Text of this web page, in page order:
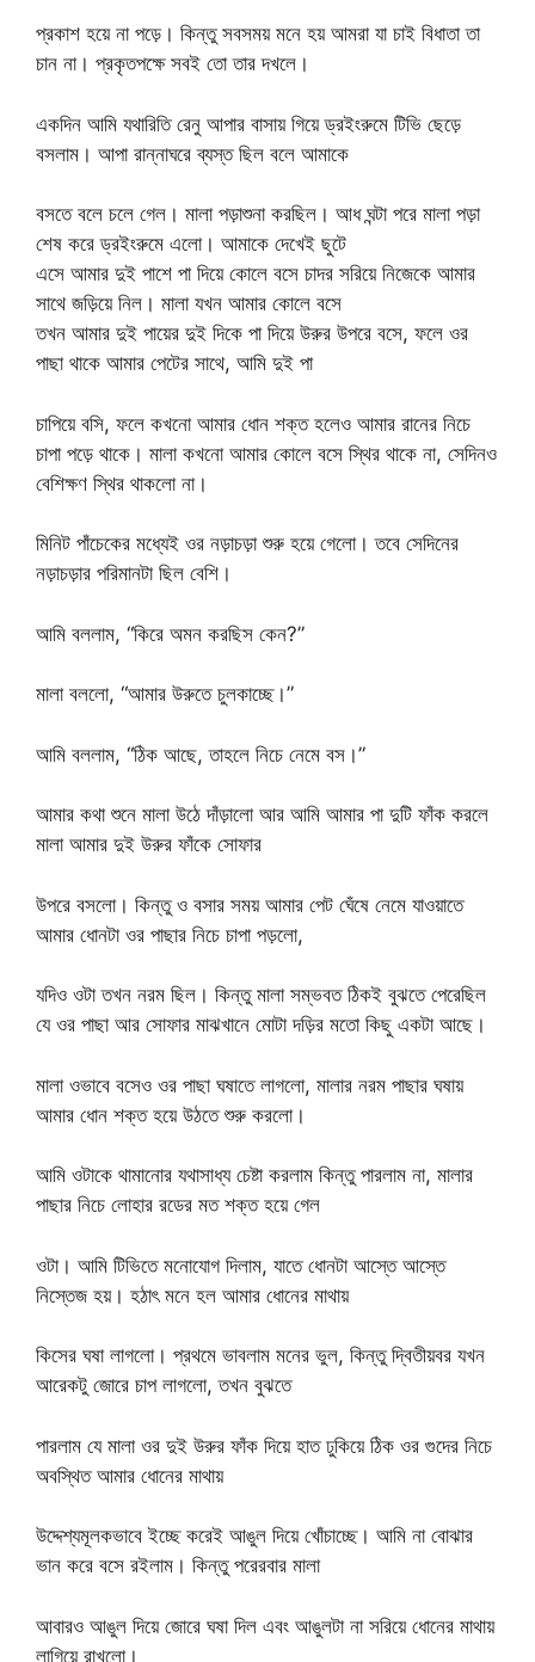
প্রকাশ হয়ে না পড়ে। কিন্তু সবসময় মনে হয় আমরা যা চাই বিধাতা তা
চান না। প্রকৃতপক্ষে সবই তো তার দখলে।
একদিন আমি যথারিতি রেনু আপার বাসায় গিয়ে ড্রইংরুমে টিভি ছেড়ে
বসলাম। আপা রান্নাঘরে ব্যস্ত ছিল বলে আমাকে
বসতে বলে চলে গেল। মালা পড়াশুনা করছিল। আধ ঘন্টা পরে মালা পড়া
শেষ করে ড্রইংরুমে এলো। আমাকে দেখেই ছুটে
এসে আমার দুই পাশে পা দিয়ে কোলে বসে চাদর সরিয়ে নিজেকে আমার
সাথে জড়িয়ে নিল। মালা যখন আমার কোলে বসে
তখন আমার দুই পায়ের দুই দিকে পা দিয়ে উরুর উপরে বসে, ফলে ওর
পাছা থাকে আমার পেটের সাথে, আমি দুই পা
চাপিয়ে বসি, ফলে কখনো আমার ধোন শক্ত হলেও আমার রানের নিচে
চাপা পড়ে থাকে। মালা কখনো আমার কোলে বসে স্থির থাকে না, সেদিনও
বেশিক্ষণ স্থির থাকলো না।
মিনিট পাঁচেকের মধ্যেই ওর নড়াচড়া শুরু হয়ে গেলো। তবে সেদিনের
নড়াচড়ার পরিমানটা ছিল বেশি।
আমি বললাম, “কিরে অমন করছিস কেন?”
মালা বললো, “আমার উরুতে চুলকাচ্ছে।”
আমি বললাম, “ঠিক আছে, তাহলে নিচে নেমে বস।”
আমার কথা শুনে মালা উঠে দাঁড়ালো আর আমি আমার পা দুটি ফাঁক করলে
মালা আমার দুই উরুর ফাঁকে সোফার
উপরে বসলো। কিন্তু ও বসার সময় আমার পেট ঘেঁষে নেমে যাওয়াতে
আমার ধোনটা ওর পাছার নিচে চাপা পড়লো,
যদিও ওটা তখন নরম ছিল। কিন্তু মালা সম্ভবত ঠিকই বুঝতে পেরেছিল
যে ওর পাছা আর সোফার মাঝখানে মোটা দড়ির মতো কিছু একটা আছে।
মালা ওভাবে বসেও ওর পাছা ঘষাতে লাগলো, মালার নরম পাছার ঘষায়
আমার ধোন শক্ত হয়ে উঠতে শুরু করলো।
আমি ওটাকে থামানোর যথাসাধ্য চেষ্টা করলাম কিন্তু পারলাম না, মালার
পাছার নিচে লোহার রডের মত শক্ত হয়ে গেল
ওটা। আমি টিভিতে মনোযোগ দিলাম, যাতে ধোনটা আস্তে আস্তে
নিস্তেজ হয়। হঠাৎ মনে হল আমার ধোনের মাথায়
কিসের ঘষা লাগলো। প্রথমে ভাবলাম মনের ভুল, কিন্তু দ্বিতীয়বর যখন
আরেকটু জোরে চাপ লাগলো, তখন বুঝতে
পারলাম যে মালা ওর দুই উরুর ফাঁক দিয়ে হাত ঢুকিয়ে ঠিক ওর গুদের নিচে
অবস্থিত আমার ধোনের মাথায়
উদ্দেশ্যমূলকভাবে ইচ্ছে করেই আঙুল দিয়ে খোঁচাচ্ছে। আমি না বোঝার
ভান করে বসে রইলাম। কিন্তু পরেরবার মালা
আবারও আঙুল দিয়ে জোরে ঘষা দিল এবং আঙুলটা না সরিয়ে ধোনের মাথায়
লাগিয়ে রাখলো।